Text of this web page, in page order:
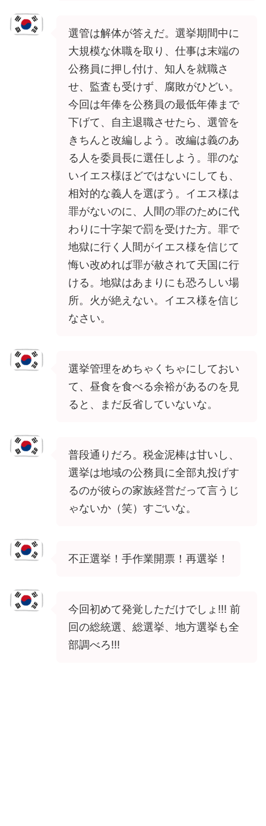
選管は解体が答えだ。選挙期間中に
大規模な休職を取り、仕事は末端の
公務員に押し付け、知人を就職さ
せ、監査も受けず、腐敗がひどい。
今回は年俸を公務員の最低年俸まで
下げて、自主退職させたら、選管を
きちんと改編しよう。改編は義のあ
る人を委員長に選任しよう。罪のな
いイエス様ほどではないにしても、
相対的な義人を選ぼう。イエス様は
罪がないのに、人間の罪のために代
わりに十字架で罰を受けた方。罪で
地獄に行く人間がイエス様を信じて
悔い改めれば罪が赦されて天国に行
ける。地獄はあまりにも恐ろしい場
所。火が絶えない。イエス様を信じ
なさい。
選挙管理をめちゃくちゃにしておい
て、昼食を食べる余裕があるのを見
ると、まだ反省していないな。
普段通りだろ。税金泥棒は甘いし、
選挙は地域の公務員に全部丸投げす
るのが彼らの家族経営だって言うじ
ゃないか（笑）すごいな。
不正選挙！手作業開票！再選挙！
今回初めて発覚しただけでしょ!!! 前
回の総統選、総選挙、地方選挙も全
部調べろ!!!